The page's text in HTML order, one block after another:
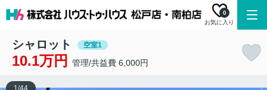
お気に入り
0
シャロット 空室1
10.1万円 管理/共益費 6,000円
1/44